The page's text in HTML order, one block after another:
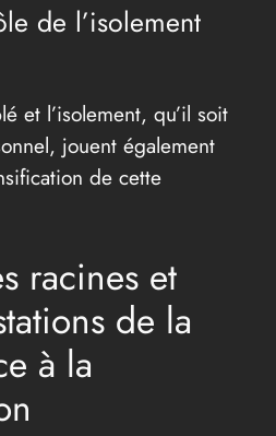
de l’isolement
et l’isolement, qu’il soit
jouent également
de cette
racines et
de la
à la